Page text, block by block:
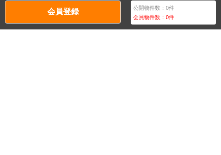
会員登録 公開物件数：0件
会員物件数：0件